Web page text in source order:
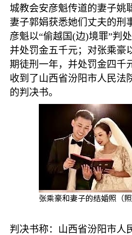
城教会安彦魁传道的妻子姚
妻子郭娟获悉她们丈夫的刑
彦魁以“偷越国(边)境罪”判
并处罚金五千元；对张乘豪
期徒刑一年，并处罚金四千
收到了山西省汾阳市人民法
的判决书。
张乘豪和妻子的结婚照（照
判决书称：山西省汾阳市人